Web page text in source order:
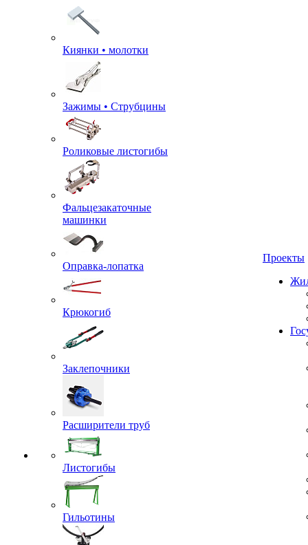
Киянки • молотки
Зажимы • Струбцины
Роликовые листогибы
Фальцезакаточные
машинки
Оправка-лопатка
Крюкогиб
Заклепочники
Расширители труб
Листогибы
Гильотины
Проекты